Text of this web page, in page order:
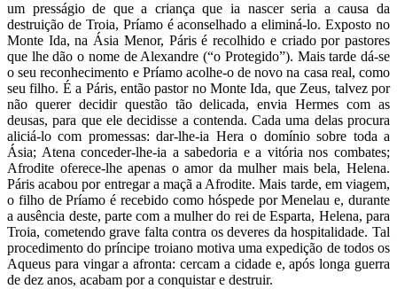
um presságio de que a criança que ia nascer seria a causa da
destruição de Troia, Príamo é aconselhado a eliminá-lo. Exposto no
Monte Ida, na Ásia Menor, Páris é recolhido e criado por pastores
que lhe dão o nome de Alexandre (“o Protegido”). Mais tarde dá-se
o seu reconhecimento e Príamo acolhe-o de novo na casa real, como
seu filho. É a Páris, então pastor no Monte Ida, que Zeus, talvez por
não querer decidir questão tão delicada, envia Hermes com as
deusas, para que ele decidisse a contenda. Cada uma delas procura
aliciá-lo com promessas: dar-lhe-ia Hera o domínio sobre toda a
Ásia; Atena conceder-lhe-ia a sabedoria e a vitória nos combates;
Afrodite oferece-lhe apenas o amor da mulher mais bela, Helena.
Páris acabou por entregar a maçã a Afrodite. Mais tarde, em viagem,
o filho de Príamo é recebido como hóspede por Menelau e, durante
a ausência deste, parte com a mulher do rei de Esparta, Helena, para
Troia, cometendo grave falta contra os deveres da hospitalidade. Tal
procedimento do príncipe troiano motiva uma expedição de todos os
Aqueus para vingar a afronta: cercam a cidade e, após longa guerra
de dez anos, acabam por a conquistar e destruir.